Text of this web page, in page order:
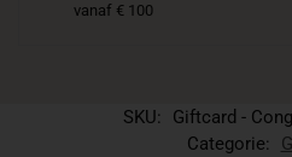
vanaf € 100
SKU:
Giftcard -
Categorie: